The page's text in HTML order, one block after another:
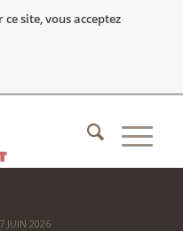
site, vous acceptez
JUIN 2026